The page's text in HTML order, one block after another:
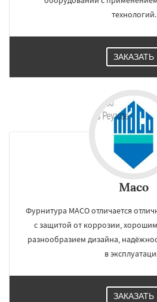
технологий.
ЗАКАЗАТЬ
Maco
Фурнитура MACO отличается
с защитой от коррозии,
разнообразием дизайна,
в
ЗАКАЗАТЬ